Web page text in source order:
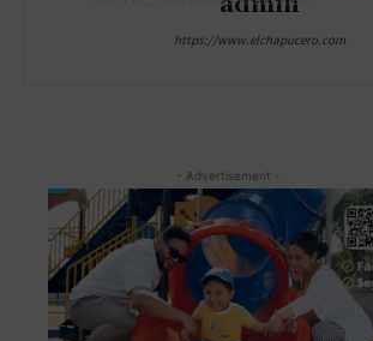
https://www.elchapucero.com
- Advertisement -